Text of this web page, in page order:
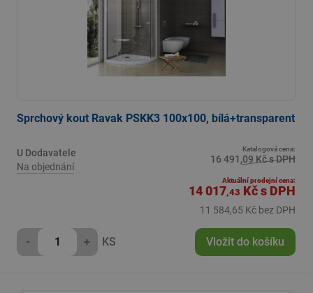
Sprchový kout Ravak PSKK3 100x100, bílá+transparent
U Dodavatele
Na objednání
Katalogová cena:
16 491,09 Kč s DPH
Aktuální prodejní cena:
14 017,43 Kčs DPH
11 584,65 Kč bez DPH
- + KS Vložit do košíku